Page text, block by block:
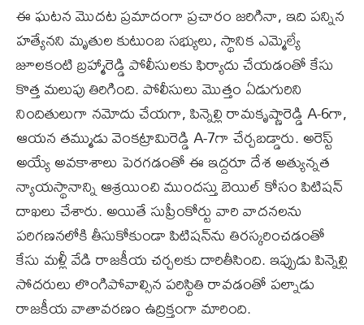
ఈ ఘటన మొదట ప్రమాదంగా ప్రచారం జరిగినా, ఇది పన్నిన
హత్యేనని మృతుల కుటుంబ సభ్యులు, స్థానిక ఎమ్మెల్యే
జూలకంటి బ్రహ్మారెడ్డి పోలీసులకు ఫిర్యాదు చేయడంతో కేసు
కొత్త మలుపు తిరిగింది. పోలీసులు మొత్తం ఏడుగురిని
నిందితులుగా నమోదు చేయగా, పిన్నెల్లి రామకృష్ణారెడ్డి A-6గా,
ఆయన తమ్ముడు వెంకట్రామిరెడ్డి A-7గా చేర్చబడ్డారు. అరెస్ట్
అయ్యే అవకాశాలు పెరగడంతో ఈ ఇద్దరూ దేశ అత్యున్నత
న్యాయస్థానాన్ని ఆశ్రయించి ముందస్తు బెయిల్ కోసం పిటిషన్
దాఖలు చేశారు. అయితే సుప్రీంకోర్టు వారి వాదనలను
పరిగణనలోకి తీసుకోకుండా పిటిషన్‌ను తిరస్కరించడంతో
కేసు మళ్లీ వేడి రాజకీయ చర్చలకు దారితీసింది. ఇప్పుడు పిన్నెల్లి
సోదరులు లొంగిపోవాల్సిన పరిస్థితి రావడంతో పల్నాడు
రాజకీయ వాతావరణం ఉద్రిక్తంగా మారింది.